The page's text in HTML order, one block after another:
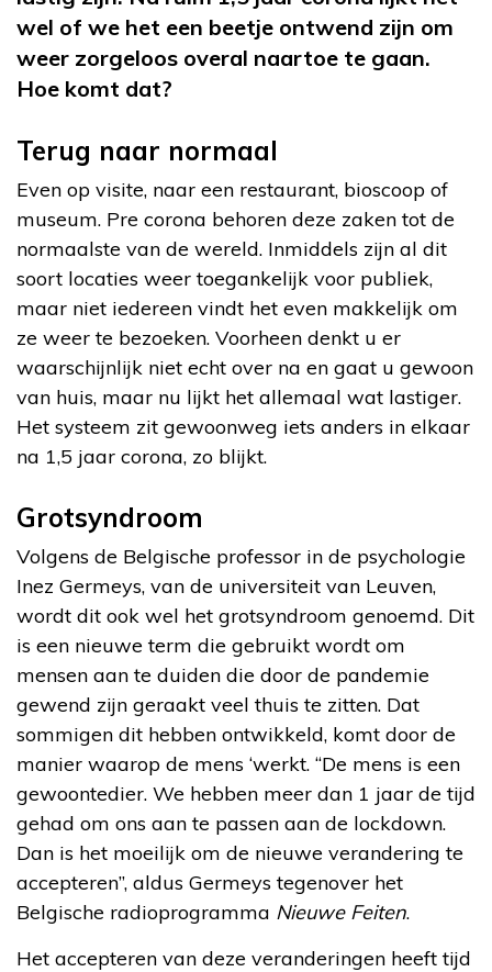
wel of we het een beetje ontwend zijn om
weer zorgeloos overal naartoe te gaan.
Hoe komt dat?
Terug naar normaal
Even op visite, naar een restaurant, bioscoop of
museum. Pre corona behoren deze zaken tot de
normaalste van de wereld. Inmiddels zijn al dit
soort locaties weer toegankelijk voor publiek,
maar niet iedereen vindt het even makkelijk om
ze weer te bezoeken. Voorheen denkt u er
waarschijnlijk niet echt over na en gaat u gewoon
van huis, maar nu lijkt het allemaal wat lastiger.
Het systeem zit gewoonweg iets anders in elkaar
na 1,5 jaar corona, zo blijkt.
Grotsyndroom
Volgens de Belgische professor in de psychologie
Inez Germeys, van de universiteit van Leuven,
wordt dit ook wel het grotsyndroom genoemd. Dit
is een nieuwe term die gebruikt wordt om
mensen aan te duiden die door de pandemie
gewend zijn geraakt veel thuis te zitten. Dat
sommigen dit hebben ontwikkeld, komt door de
manier waarop de mens ‘werkt. “De mens is een
gewoontedier. We hebben meer dan 1 jaar de tijd
gehad om ons aan te passen aan de lockdown.
Dan is het moeilijk om de nieuwe verandering te
accepteren”, aldus Germeys tegenover het
Belgische radioprogramma Nieuwe Feiten.
Het accepteren van deze veranderingen heeft tijd